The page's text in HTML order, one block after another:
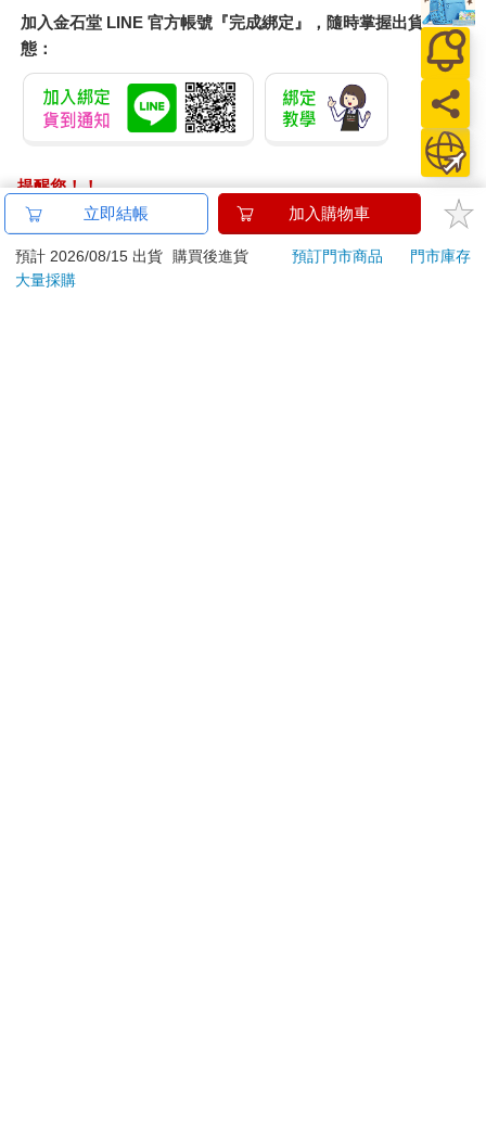
【Kolin 歌林】10人份
微電腦厚釜電子鍋
(KNJ-MN10C2)
2250 特價 1780 元
INTOPIC 廣鼎 暮影之
擊機械鍵盤-青軸/紅軸
(KBM-112/KBM-113)
1199 特價 899 元
《
(黎
特價